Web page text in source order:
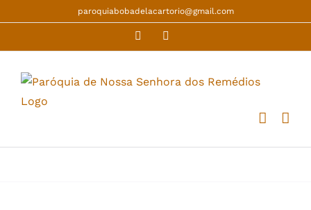
content
paroquiabobadelacartorio@gmail.com
Facebook